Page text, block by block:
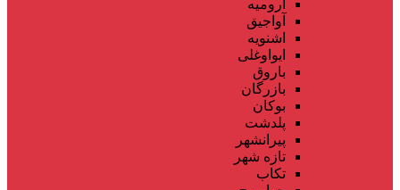
ارومیه
آواجیق
اشنویه
ایواوغلی
باروق
بازرگان
بوکان
پلدشت
پیرانشهر
تازه شهر
تکاب